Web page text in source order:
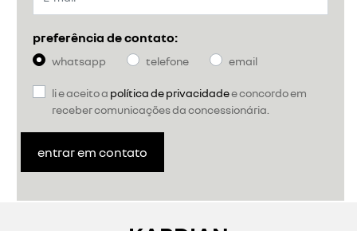
preferência de contato:
whatsapp telefone email
li e aceito a política de privacidadee concordo em
receber comunicações da concessionária.
entrar em contato